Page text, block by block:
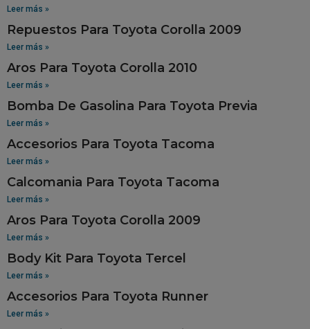
Leer más »
Repuestos Para Toyota Corolla 2009
Leer más »
Aros Para Toyota Corolla 2010
Leer más »
Bomba De Gasolina Para Toyota Previa
Leer más »
Accesorios Para Toyota Tacoma
Leer más »
Calcomania Para Toyota Tacoma
Leer más »
Aros Para Toyota Corolla 2009
Leer más »
Body Kit Para Toyota Tercel
Leer más »
Accesorios Para Toyota Runner
Leer más »